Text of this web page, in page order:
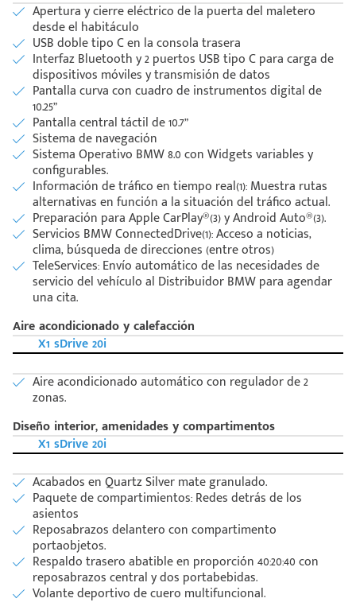
Escríbenos
+528121278366
Código
Postal
Ingresar
Apertura y cierre eléctrico de la puerta del maletero
desde el habitáculo
USB doble tipo C en la consola trasera
Interfaz Bluetooth y 2 puertos USB tipo C para carga de
dispositivos móviles y transmisión de datos
Pantalla curva con cuadro de instrumentos digital de
10.25”
Pantalla central táctil de 10.7”
Sistema de navegación
Sistema Operativo BMW 8.0 con Widgets variables y
configurables.
Información de tráfico en tiempo real(1): Muestra rutas
alternativas en función a la situación del tráfico actual.
Preparación para Apple CarPlay®(3) y Android Auto®(3).
Servicios BMW ConnectedDrive(1): Acceso a noticias,
clima, búsqueda de direcciones (entre otros)
TeleServices: Envío automático de las necesidades de
servicio del vehículo al Distribuidor BMW para agendar
una cita.
Aire acondicionado y calefacción
X1 sDrive 20i
Aire acondicionado automático con regulador de 2
zonas.
Diseño interior, amenidades y compartimentos
X1 sDrive 20i
Acabados en Quartz Silver mate granulado.
Paquete de compartimientos: Redes detrás de los
asientos
Reposabrazos delantero con compartimento
portaobjetos.
Respaldo trasero abatible en proporción 40:20:40 con
reposabrazos central y dos portabebidas.
Volante deportivo de cuero multifuncional.